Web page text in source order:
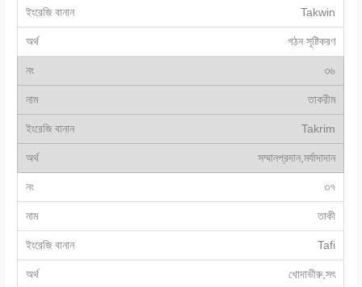
Takwin
গঠন সূষ্টিকরণ
৩৬
তাকরীম
Takrim
সম্মানপ্রদান,মর্যাদাদান
৩৭
তাকী
Tafi
খোদাভীরু,সৎ